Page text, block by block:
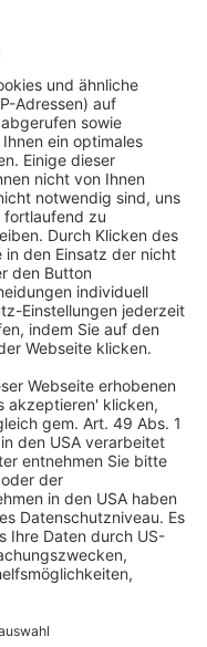
verfügbar ist.
für
Lösung,
Mover auf
mit DK